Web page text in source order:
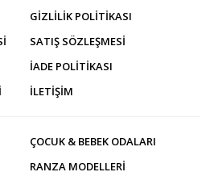
GIZLILIK POLITIKASI
SATIŞ SÖZLEŞMESI
İADE POLITIKASI
İLETİŞİM
ÇOCUK & BEBEK ODALARI
RANZA MODELLERI